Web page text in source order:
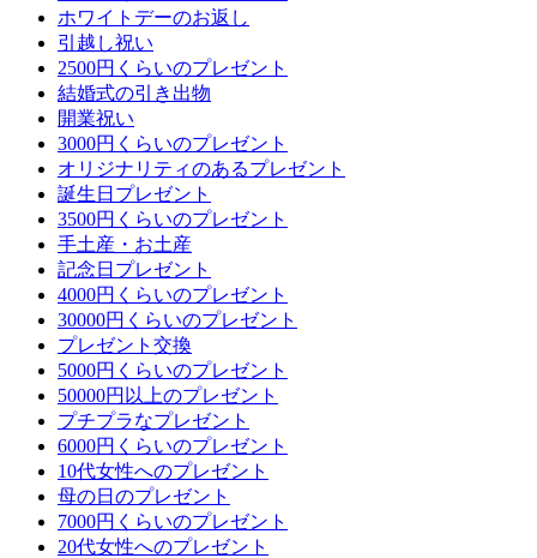
ホワイトデーのお返し
引越し祝い
2500円くらいのプレゼント
結婚式の引き出物
開業祝い
3000円くらいのプレゼント
オリジナリティのあるプレゼント
誕生日プレゼント
3500円くらいのプレゼント
手土産・お土産
記念日プレゼント
4000円くらいのプレゼント
30000円くらいのプレゼント
プレゼント交換
5000円くらいのプレゼント
50000円以上のプレゼント
プチプラなプレゼント
6000円くらいのプレゼント
10代女性へのプレゼント
母の日のプレゼント
7000円くらいのプレゼント
20代女性へのプレゼント